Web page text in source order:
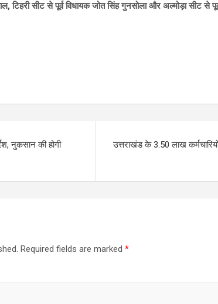
टिहरी सीट से पूर्व विधायक जोत सिंह गुनसोला और अल्मोड़ा सीट से
नुकसान की होगी
उत्तराखंड के 3.50 लाख
Required fields are marked *